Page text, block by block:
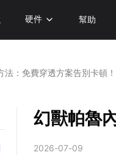
硬件 幫助
法：免費穿透方案告別卡頓！
幻獸帕魯
2026-07-09